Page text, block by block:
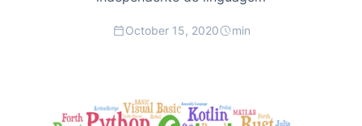
October 15, 2020 min